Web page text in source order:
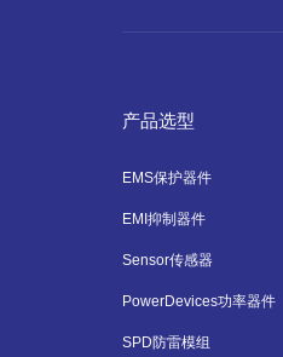
产品选型
EMS保护器件
EMI抑制器件
Sensor传感器
PowerDevices功率器件
SPD防雷模组